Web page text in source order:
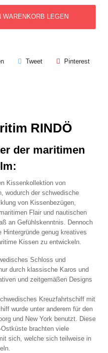
WARENKORB LEGEN
Tweet Pinterest
RINDÖ
der maritimen
Kissenkollektion von
wodurch der schwedische
von Kissenbezügen,
Flair und nautischen
an Gefühlskenntnis. Dennoch
Hintergründe genug kreatives
Kissen zu entwickeln.
Schloss und
durch klassische Karos und
und zeitgemäßen Designs
Kreuzfahrtschiff mit
wurde unter anderem für den
und New York benutzt. Diese
brachten viele
sich, welche sich teilweise in